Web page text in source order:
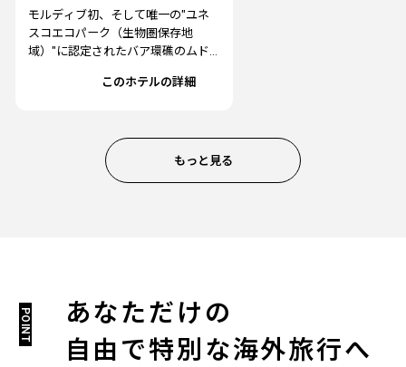
な"ハニファルベイ"までボートで約
10分の好立地！タイのおもてなしと
モルディブのリゾートが融合した唯
モルディブ初、そして唯一の"ユネ
スコエコパーク（生物圏保存地
域）"に認定されたバア環礁のムド
このホテルの詳細
もっと見る
あなただけの
自由で特別な海外旅行へ
POINT